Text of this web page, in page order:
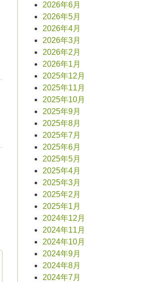
2026年6月
2026年5月
2026年4月
2026年3月
2026年2月
2026年1月
2025年12月
2025年11月
2025年10月
2025年9月
2025年8月
2025年7月
2025年6月
2025年5月
2025年4月
2025年3月
2025年2月
2025年1月
2024年12月
2024年11月
2024年10月
2024年9月
2024年8月
2024年7月